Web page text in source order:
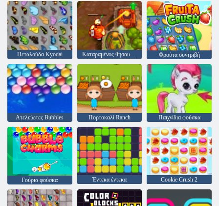
Πεταλούδα Kyodai Καταραμένος θησαυρός 2 Φρούτα συντριβή
Ατελείωτες Bubbles Πορτοκαλί Ranch Παιχνίδια φούσκα
Γούρια φούσκα Έντεκα έντεκα Cookie Crush 2